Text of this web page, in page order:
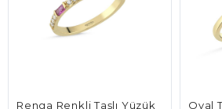
Yüzük Oval Taşlı Yüzük